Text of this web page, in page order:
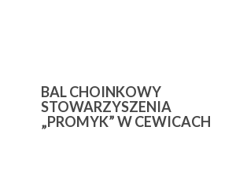
BAL CHOINKOWY
STOWARZYSZENIA
„PROMYK” W CEWICACH